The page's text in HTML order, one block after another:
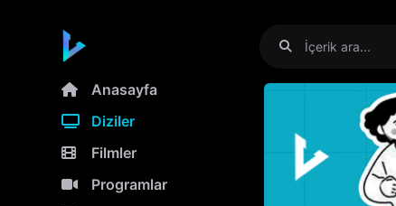
Anasayfa
Diziler
Filmler
Programlar